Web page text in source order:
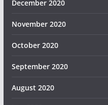
December 2020
November 2020
October 2020
September 2020
August 2020